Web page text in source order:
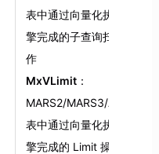
表中通过向量化执行引
擎完成的子查询扫描操
作
MxVLimit：
MARS2/MARS3/AOCO
表中通过向量化执行引
擎完成的 Limit 操作